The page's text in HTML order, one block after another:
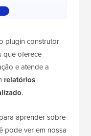
plugin construtor
que oferece
e atende a
relatórios
.
aprender sobre
pode ver em nossa